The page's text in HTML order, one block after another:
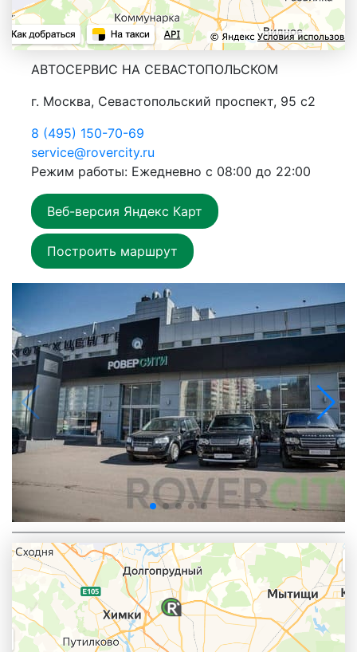
АВТОСЕРВИС НА СЕВАСТОПОЛЬСКОМ
г. Москва, Севастопольский проспект, 95 с2
8 (495) 150-70-69
service@rovercity.ru
Режим работы: Ежедневно с 08:00 до 22:00
Веб-версия Яндекс Карт
Построить маршрут